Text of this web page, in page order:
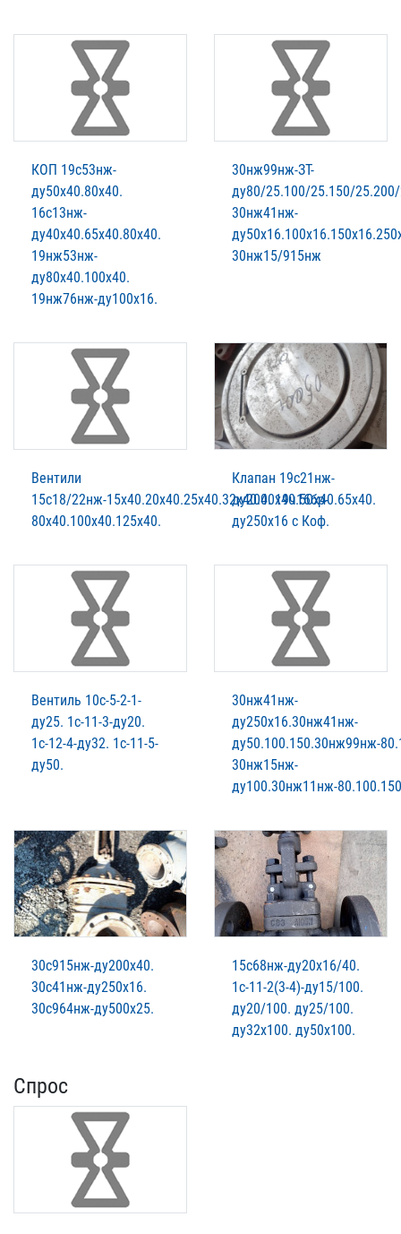
КОП 19с53нж-
ду50х40.80х40.
16с13нж-
ду40х40.65х40.80х40.
19нж53нж-
ду80х40.100х40.
19нж76нж-ду100х16.
30нж99нж-ЗТ-
ду80/25.100/25.150/
30нж41нж-
30нж15/915нж
Вентили
15с18/22нж-15х40.20х40.25х40.32х40.40х40.50х40.65х40.
80х40.100х40.125х40.
Клапан 19с21нж-
ду200. 19ч16бр-
ду250х16 с Коф.
Вентиль 10с-5-2-1-
ду25. 1с-11-3-ду20.
1с-12-4-ду32. 1с-11-5-
ду50.
30нж41нж-
ду250х16.30нж41нж-
ду50.100.150.30нж99нж-
30нж15нж-
ду100.30нж11нж-
30с915нж-ду200х40.
30с41нж-ду250х16.
30с964нж-ду500х25.
15с68нж-ду20х16/40.
1с-11-2(3-4)-ду15/100.
ду20/100. ду25/100.
ду32х100. ду50х100.
Спрос